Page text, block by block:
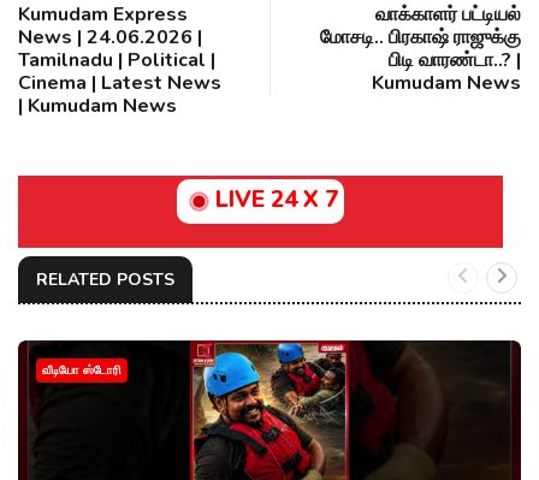
Kumudam Express
News | 24.06.2026 |
Tamilnadu | Political |
Cinema | Latest News
| Kumudam News
வாக்காளர் பட்டியல்
மோசடி.. பிரகாஷ் ராஜுக்கு
பிடி வாரண்டா..? |
Kumudam News
LIVE 24 X 7
RELATED POSTS
வீடியோ ஸ்டோரி